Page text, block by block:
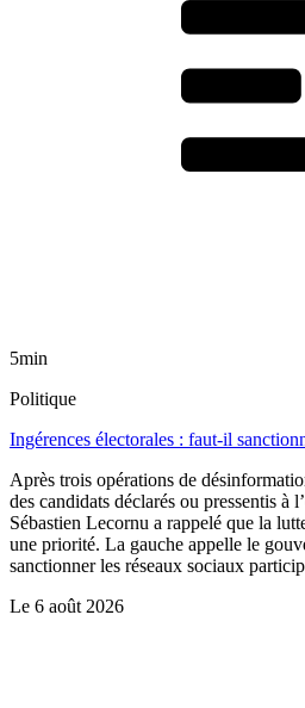
5min
Politique
Ingérences électorales : faut-il
Après trois opérations de
des candidats déclarés ou pressentis à
Sébastien Lecornu a rappelé que la
une priorité. La gauche appelle le
sanctionner les réseaux sociaux
Le 6 août 2026